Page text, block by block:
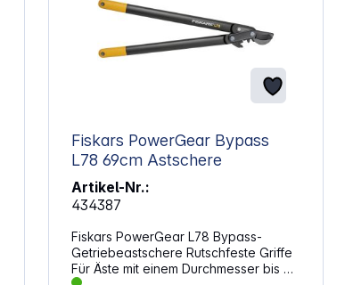
Fiskars PowerGear Bypass
L78 69cm Astschere
Artikel-Nr.:
434387
Fiskars PowerGear L78 Bypass-
Getriebeastschere Rutschfeste Griffe
Für Äste mit einem Durchmesser bis 50